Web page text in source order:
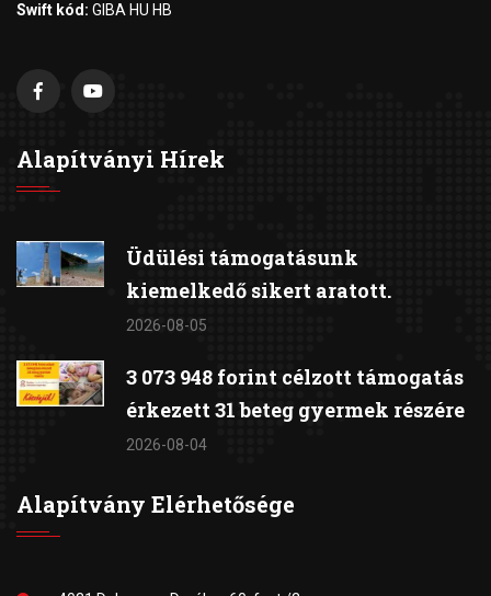
Swift kód: GIBA HU HB
Alapítványi Hírek
Üdülési támogatásunk
kiemelkedő sikert aratott.
2026-08-05
3 073 948 forint célzott támogatás
érkezett 31 beteg gyermek részére
2026-08-04
Alapítvány Elérhetősége